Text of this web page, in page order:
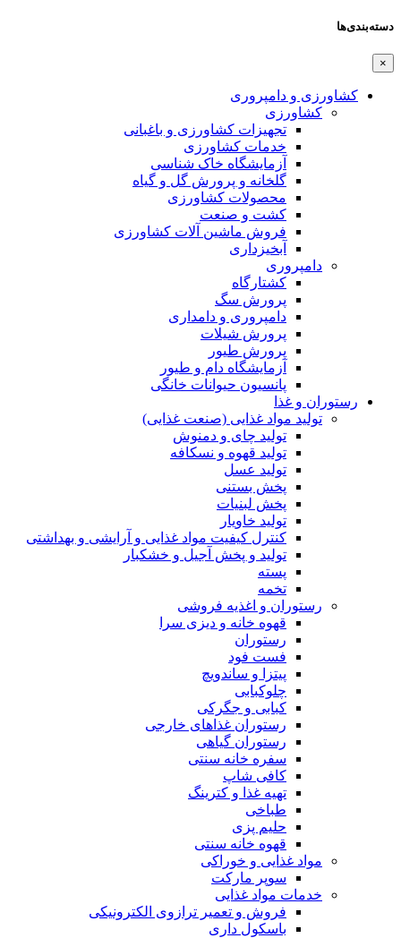
دسته‌بندی‌ها
×
کشاورزی و دامپروری
کشاورزی
تجهیزات کشاورزی و باغبانی
خدمات کشاورزی
آزمایشگاه خاک شناسی
گلخانه و پرورش گل و گیاه
محصولات کشاورزی
کشت و صنعت
فروش ماشین آلات کشاورزی
آبخیزداری
دامپروری
کشتارگاه
پرورش سگ
دامپروری و دامداری
پرورش شیلات
پرورش طیور
آزمایشگاه دام و طیور
پانسیون حیوانات خانگی
رستوران و غذا
تولید مواد غذایی (صنعت غذایی)
تولید چای و دمنوش
تولید قهوه و نسکافه
تولید عسل
پخش بستنی
پخش لبنیات
تولید خاویار
کنترل کیفیت مواد غذایی و آرایشی و بهداشتی
تولید و پخش آجیل و خشکبار
پسته
تخمه
رستوران و اغذیه فروشی
قهوه خانه و دیزی سرا
رستوران
فست فود
پیتزا و ساندویچ
چلوکبابی
کبابی و جگرکی
رستوران غذاهای خارجی
رستوران گیاهی
سفره خانه سنتی
کافی شاپ
تهیه غذا و کترینگ
طباخی
حلیم پزی
قهوه خانه سنتی
مواد غذایی و خوراکی
سوپر مارکت
خدمات مواد غذایی
فروش و تعمیر ترازوی الکترونیکی
باسکول داری